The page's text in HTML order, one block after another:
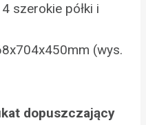
szerokie półki i
(wys.
dopuszczający